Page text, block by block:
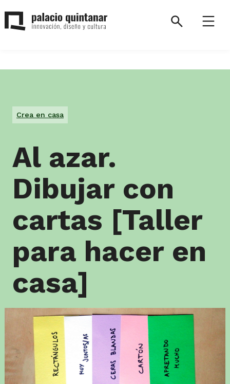
contenido
página
SearchMenú
Crea en casa
Al azar.
Dibujar con
cartas [Taller
para hacer en
casa]